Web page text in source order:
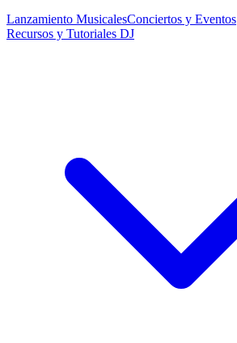
Lanzamiento MusicalesConciertos y Eventos
Recursos y Tutoriales DJ